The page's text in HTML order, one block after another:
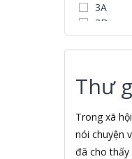
3A
3D
3D
3S
5A
7Gift
A 100+
A Clock
Thư
Trong xã
nói chuyện
đã cho